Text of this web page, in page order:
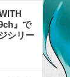
』で
シリー